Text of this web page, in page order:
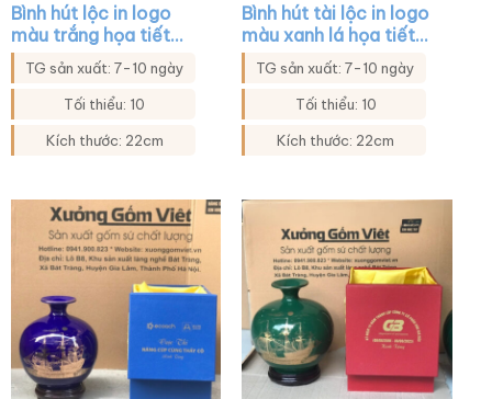
Bình hút lộc in logo
màu trắng họa tiết
mẫu đơn chim trĩ XG-
BHL10
TG sản xuất: 7-10 ngày
Tối thiểu: 10
Kích thước: 22cm
Bình hút tài lộc in logo
màu xanh lá họa tiết
hoa sen in decal vàng
XG-BHL39
TG sản xuất: 7-10 ngày
Tối thiểu: 10
Kích thước: 22cm